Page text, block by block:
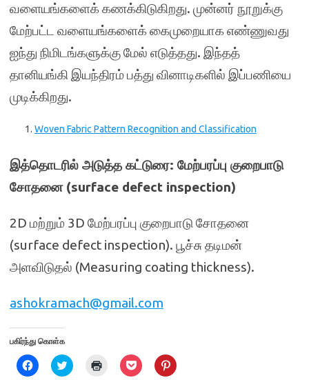
வளையங்களைக் கணக்கிடுகிறது. முன்னர் நூறுக்கு
மேற்பட்ட வளையங்களைக் கைமுறையாக எண்ணுவது
ஐந்து நிமிடங்களுக்கு மேல் எடுத்தது. இந்தத்
தானியங்கி இயந்திரம் பத்து வினாடிகளில் இப்பணியை
முடிக்கிறது.
Woven Fabric Pattern Recognition and Classification
இத்தொடரில் அடுத்த கட்டுரை: மேற்பரப்பு குறைபாடு
சோதனை (surface defect inspection)
2D மற்றும் 3D மேற்பரப்பு குறைபாடு சோதனை
(surface defect inspection). பூச்சு தடிமன்
அளவிடுதல் (Measuring coating thickness).
ashokramach@gmail.com
பகிர்ந்து கொள்க
C
l
C
l
C
l
C
l